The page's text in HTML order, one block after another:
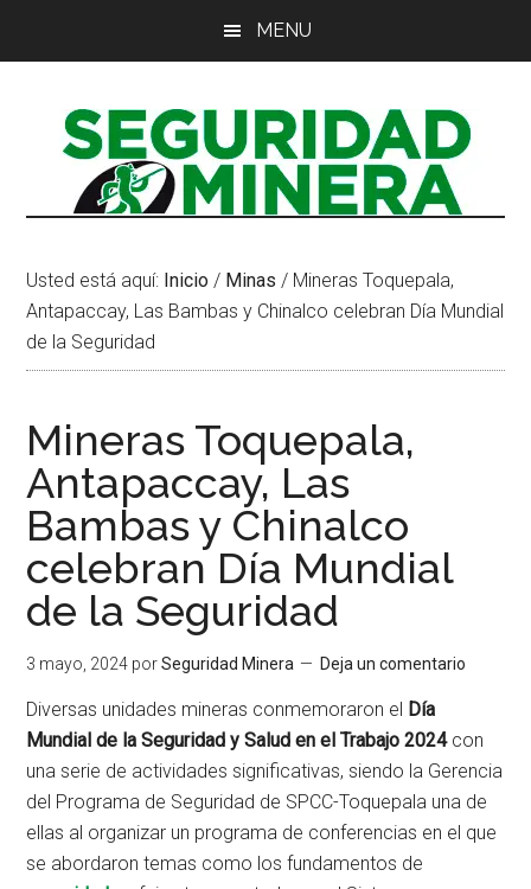
principal
MENU
Usted está aquí: Inicio / Minas / Mineras Toquepala,
Antapaccay, Las Bambas y Chinalco celebran Día Mundial
de la Seguridad
Mineras Toquepala,
Antapaccay, Las
Bambas y Chinalco
celebran Día Mundial
de la Seguridad
3 mayo, 2024 porSeguridad Minera Deja un comentario
Diversas unidades mineras conmemoraron el Día
Mundial de la Seguridad y Salud en el Trabajo 2024con
una serie de actividades significativas, siendo la Gerencia
del Programa de Seguridad de SPCC-Toquepala una de
ellas al organizar un programa de conferencias en el que
se abordaron temas como los fundamentos de